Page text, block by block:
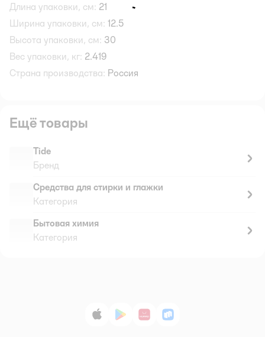
Длина упаковки, см: 21
Ширина упаковки, см: 12.5
Высота упаковки, см: 30
Вес упаковки, кг: 2.419
Страна производства: Россия
Ещё товары
Tide
Бренд
Средства для стирки и глажки
Категория
Бытовая химия
Категория
App StoreGoogle Play
AppGallery
RuStore